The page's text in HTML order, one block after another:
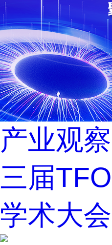
产业观
三届
学术大会